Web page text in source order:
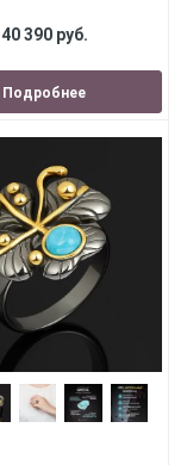
40 390 руб.
Подробнее